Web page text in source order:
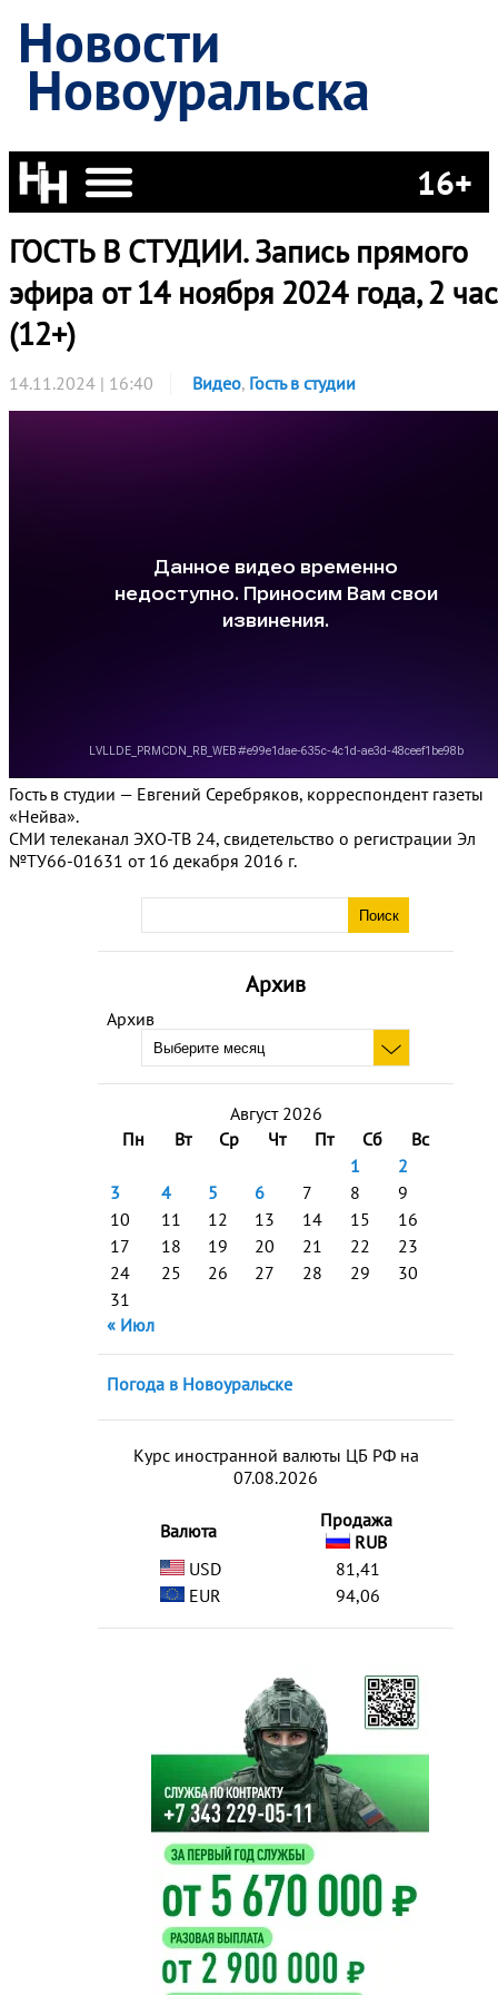
Новости
Новоуральска
16+
Архив
Архив
Август 2026
Пн
Вт Ср Чт Пт Сб
Вс
1
2
3
4 5 6 7 8
9
10
11 12 13 14 15
16
17
18 19 20 21 22
23
24
25 26 27 28 29
30
31
« Июл
Погода в Новоуральске
Курс иностранной валюты ЦБ РФ на
07.08.2026
Валюта
Продажа
RUB
USD
81,41
EUR
94,06
ГОСТЬ В СТУДИИ. Запись прямого
эфира от 14 ноября 2024 года, 2
(12+)
14.11.2024 | 16:40 Видео, Гость в студии
Гость в студии — Евгений Серебряков, корреспондент газеты
«Нейва».
СМИ телеканал ЭХО-ТВ 24, свидетельство о регистрации Эл
№ТУ66-01631 от 16 декабря 2016 г.